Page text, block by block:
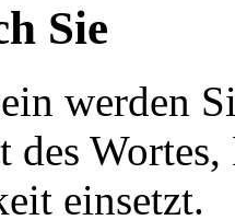
Sie
werden
des
einsetzt.